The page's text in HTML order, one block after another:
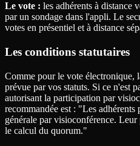
Le vote : les adhérents à distance
par un sondage dans l'appli. Le
votes en présentiel et à distance
Les conditions statutaires
Comme pour le vote électronique,
prévue par vos statuts. Si ce n'est
autorisant la participation par
recommandée est : "Les
générale par visioconférence.
le calcul du quorum."